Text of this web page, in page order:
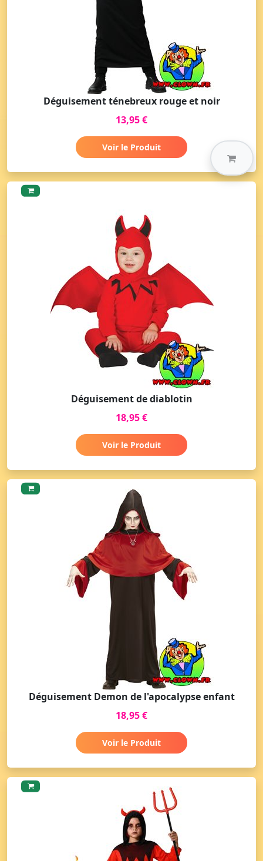
Déguisement ténebreux rouge et noir
13,95 €
Voir le Produit
Déguisement de diablotin
18,95 €
Voir le Produit
Déguisement Demon de l'apocalypse enfant
18,95 €
Voir le Produit